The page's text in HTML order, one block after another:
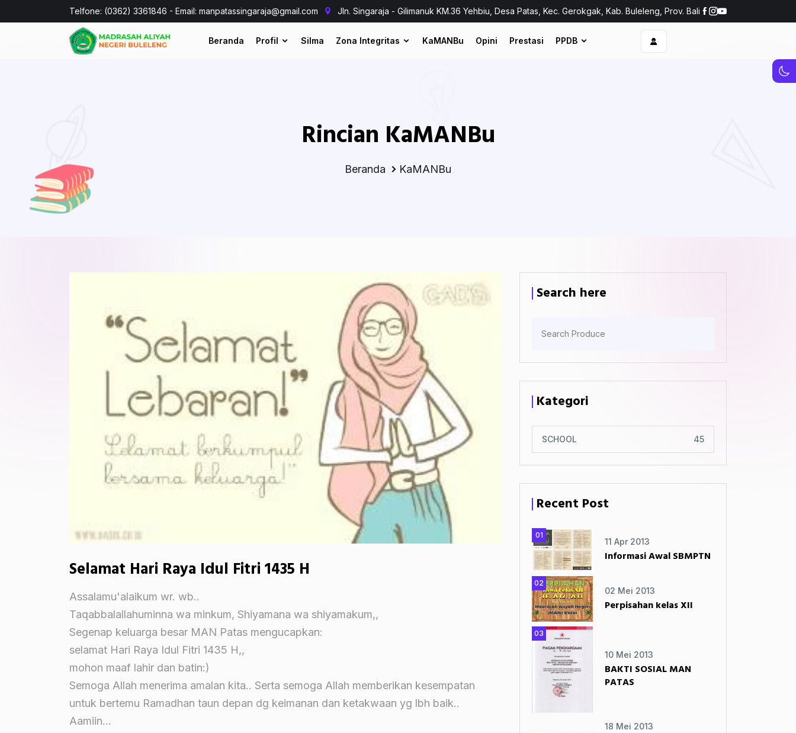
Telfone: (0362) 3361846 - Email: manpatassingaraja@gmail.com Jln. Singaraja - Gilimanuk KM.36 Yehbiu, Desa Patas, Kec. Gerokgak, Kab. Buleleng, Prov. Bali
Beranda Profil Silma Zona Integritas KaMANBu Opini Prestasi PPDB
Rincian KaMANBu
Beranda KaMANBu
Selamat Hari Raya Idul Fitri 1435 H
Assalamu'alaikum wr. wb..
Taqabbalallahuminna wa minkum, Shiyamana wa shiyamakum,,
Segenap keluarga besar MAN Patas mengucapkan:
selamat Hari Raya Idul Fitri 1435 H,,
mohon maaf lahir dan batin:)
Semoga Allah menerima amalan kita.. Serta semoga Allah memberikan kesempatan
untuk bertemu Ramadhan taun depan dg keimanan dan ketakwaan yg lbh baik..
Aamiin...
Search here
Kategori
SCHOOL 45
Recent Post
01
11 Apr 2013
Informasi Awal SBMPTN
02
02 Mei 2013
Perpisahan kelas XII
03
10 Mei 2013
BAKTI SOSIAL MAN
PATAS
18 Mei 2013